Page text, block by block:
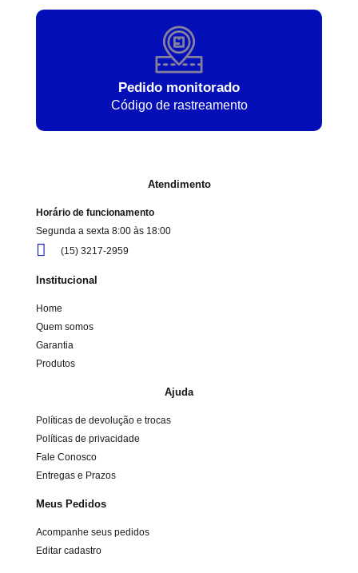
Pedido monitorado
Código de rastreamento
Atendimento
Horário de funcionamento
Segunda a sexta 8:00 às 18:00
(15) 3217-2959
Institucional
Home
Quem somos
Garantia
Produtos
Ajuda
Políticas de devolução e trocas
Políticas de privacidade
Fale Conosco
Entregas e Prazos
Meus Pedidos
Acompanhe seus pedidos
Editar cadastro